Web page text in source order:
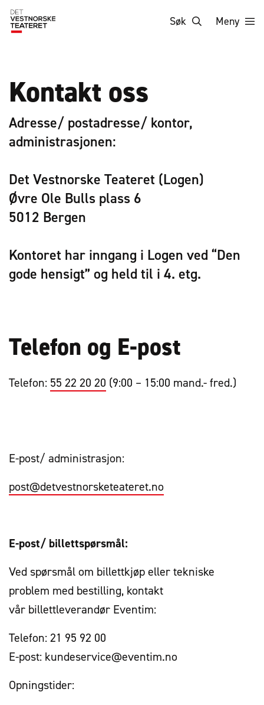
Søk Meny
Kontakt oss
Adresse/ postadresse/ kontor,
administrasjonen:
Det Vestnorske Teateret (Logen)
Øvre Ole Bulls plass 6
5012 Bergen
Kontoret har inngang i Logen ved “Den
gode hensigt” og held til i 4. etg.
Telefon og E-post
Telefon: 55 22 20 20 (9:00 – 15:00 mand.- fred.)
E-post/ administrasjon:
post@detvestnorsketeateret.no
E-post/ billettspørsmål:
Ved spørsmål om billettkjøp eller tekniske
problem med bestilling, kontakt
vår billettleverandør Eventim:
Telefon: 21 95 92 00
E-post: kundeservice@eventim.no
Opningstider: